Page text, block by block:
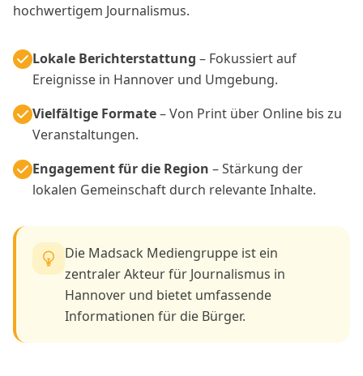
hochwertigem Journalismus.
Lokale Berichterstattung – Fokussiert auf
Ereignisse in Hannover und Umgebung.
Vielfältige Formate– Von Print über Online bis zu
Veranstaltungen.
Engagement für die Region – Stärkung der
lokalen Gemeinschaft durch relevante Inhalte.
Die Madsack Mediengruppe ist ein
zentraler Akteur für Journalismus in
Hannover und bietet umfassende
Informationen für die Bürger.